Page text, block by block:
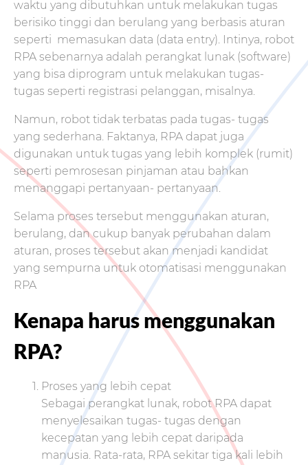
waktu yang dibutuhkan untuk melakukan tugas
berisiko tinggi dan berulang yang berbasis aturan
seperti memasukan data (data entry). Intinya, robot
RPA sebenarnya adalah perangkat lunak (software)
yang bisa diprogram untuk melakukan tugas-
tugas seperti registrasi pelanggan, misalnya.
Namun, robot tidak terbatas pada tugas- tugas
yang sederhana. Faktanya, RPA dapat juga
digunakan untuk tugas yang lebih komplek (rumit)
seperti pemrosesan pinjaman atau bahkan
menanggapi pertanyaan- pertanyaan.
Selama proses tersebut menggunakan aturan,
berulang, dan cukup banyak perubahan dalam
aturan, proses tersebut akan menjadi kandidat
yang sempurna untuk otomatisasi menggunakan
RPA
Kenapa harus menggunakan
RPA?
Proses yang lebih cepat
Sebagai perangkat lunak, robot RPA dapat
menyelesaikan tugas- tugas dengan
kecepatan yang lebih cepat daripada
manusia. Rata-rata, RPA sekitar tiga kali lebih